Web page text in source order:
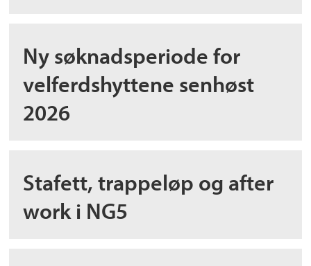
Ny søknadsperiode for
velferdshyttene senhøst
2026
Stafett, trappeløp og after
work i NG5